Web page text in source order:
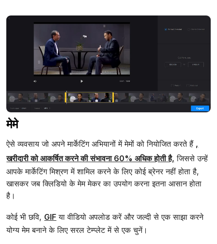
मेमे
ऐसे व्यवसाय जो अपने मार्केटिंग अभियानों में मेमों को नियोजित करते हैं ,
खरीदारी को आकर्षित करने की संभावना 60% अधिक होती है, जिससे उन्हें
आपके मार्केटिंग मिश्रण में शामिल करने के लिए कोई ब्रेनर नहीं होता है,
खासकर जब क्लिडियो के मेम मेकर का उपयोग करना इतना आसान होता
है।
कोई भी छवि, GIF या वीडियो अपलोड करें और जल्दी से एक साझा करने
योग्य मेम बनाने के लिए सरल टेम्प्लेट में से एक चुनें।